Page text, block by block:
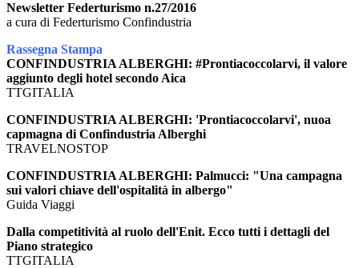
Newsletter Federturismo n.27/2016
a cura di Federturismo Confindustria
Rassegna Stampa
CONFINDUSTRIA ALBERGHI: #Prontiacoccolarvi, il valore
aggiunto degli hotel secondo Aica
TTGITALIA
CONFINDUSTRIA ALBERGHI: 'Prontiacoccolarvi', nuoa
capmagna di Confindustria Alberghi
TRAVELNOSTOP
CONFINDUSTRIA ALBERGHI: Palmucci: "Una campagna
sui valori chiave dell'ospitalità in albergo"
Guida Viaggi
Dalla competitività al ruolo dell'Enit. Ecco tutti i dettagli del
Piano strategico
TTGITALIA